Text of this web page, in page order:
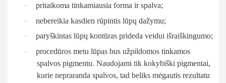
· pritaikoma tinkamiausia forma ir spalva;
· nebereikia kasdien rūpintis lūpų dažymu;
· paryškintas lūpų kontūras prideda veidui išraiškingumo;
· procedūros metu lūpas bus užpildomos tinkamos
spalvos pigmentu. Naudojami tik kokybiški pigmentai,
kurie nepraranda spalvos, tad beliks mėgautis rezultatu